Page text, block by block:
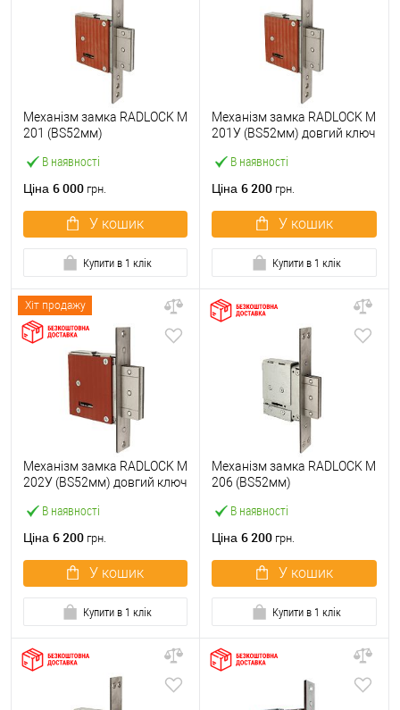
В наявності
Механізм замка RADLOCK M
201 (BS52мм)
Ціна 6 000 грн.
У кошик
Купити в 1 клік
В наявності
Механізм замка RADLOCK M
201У (BS52мм) довгий ключ
Ціна 6 200 грн.
У кошик
Купити в 1 клік
Хіт продажу
В наявності
Механізм замка RADLOCK M
202У (BS52мм) довгий ключ
Ціна 6 200 грн.
У кошик
Купити в 1 клік
В наявності
Механізм замка RADLOCK M
206 (BS52мм)
Ціна 6 200 грн.
У кошик
Купити в 1 клік